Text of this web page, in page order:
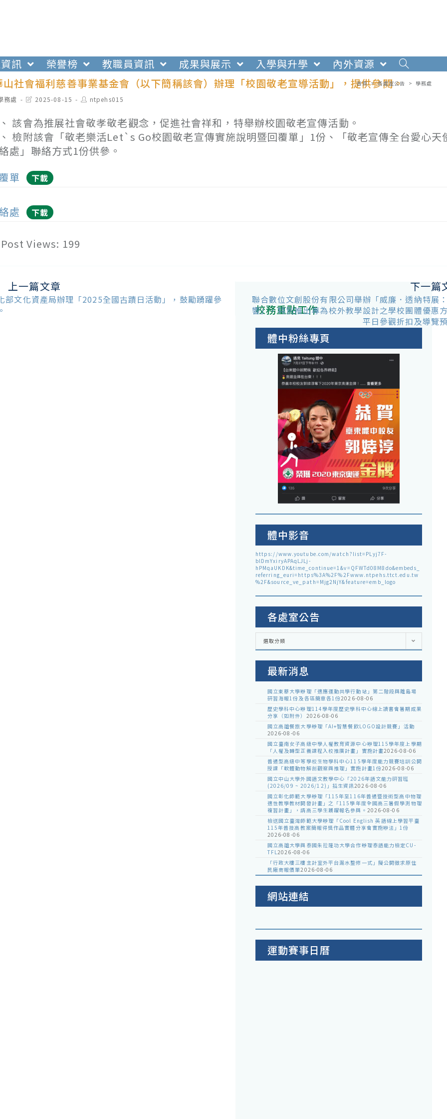
訊 榮譽榜 教職員資訊 成果與展示 入學與升學
內外資源
山社會福利慈善事業基金會（以下簡稱該會）辦理「校園敬老宣導活動」，提供參閱。
首頁 > 各處室公告 > 學務處
務處
Post2025-08-15
Post
author:
ntpehs015
該會為推展社會敬孝敬老觀念，促進社會祥和，特舉辦校園敬老宣傳活動。
檢附該會「敬老樂活Let`s Go校園敬老宣傳實施說明暨回覆單」1份、「敬老宣傳全台愛心天
處」聯絡方式1份供參。
單
下載
處 下載
Post Views: 199
上一篇文章
部文化資產局辦理「2025全國古蹟日活動」，鼓勵踴躍參
下一篇
聯合數位文創股份有限公司舉辦「威廉．透納特展
響」，特別推出專為校外教學設計之學校團體優惠
平日參觀折扣及導覽
校務重點工作
體中粉絲專頁
體中影音
https://www.youtube.com/watch?list=PLyj7F-
blDmYxiryAPAqLJLj-
hPMqaUKDK&time_continue=1&v=QFWTd08M8do&embeds_
referring_euri=https%3A%2F%2Fwww.ntpehs.ttct.edu.tw
%2F&source_ve_path=Mjg2NjY&feature=emb_logo
各處室公告
各
室
選取分類
最新消息
國立東華大學辦理「適應運動共學行動站」第二階段與離島場
研習海報1份及各區簡章各1份2026-08-06
歷史學科中心辦理114學年度歷史學科中心線上讀書會暑期成果
分享（如附件） 2026-08-06
國立高雄餐旅大學辦理「AI+智慧餐飲LOGO設計競賽」活動
2026-08-06
國立臺南女子高級中學人權教育資源中心辦理115學年度上學期
「人權及轉型正義課程入校推廣計畫」實施計畫2026-08-06
普通型高級中等學校生物學科中心115學年度能力競賽培訓公開
授課「軟體動物解剖觀察與推理」實施計畫1份2026-08-06
國立中山大學外國語文教學中心「2026年語文能力研習班
(2026/09 ~ 2026/12)」招生資訊2026-08-06
國立彰化師範大學辦理「115年至116年普通暨技術型高中物理
適性教學教材開發計畫」之「115學年度全國高三暑假學測物理
複習計畫」，請高三學生踴躍報名參與。 2026-08-06
檢送國立臺灣師範大學辦理「Cool English 英語線上學習平臺
115年普技高教案簡報得獎作品實體分享會實施辦法」1份
2026-08-06
國立高雄大學與泰國朱拉隆功大學合作辦理泰語能力檢定CU-
TFL2026-08-06
「行政大樓三樓主計室外平台漏水整修一式」擬公開徵求原住
民廠商報價單2026-08-06
網站連結
運動賽事日曆